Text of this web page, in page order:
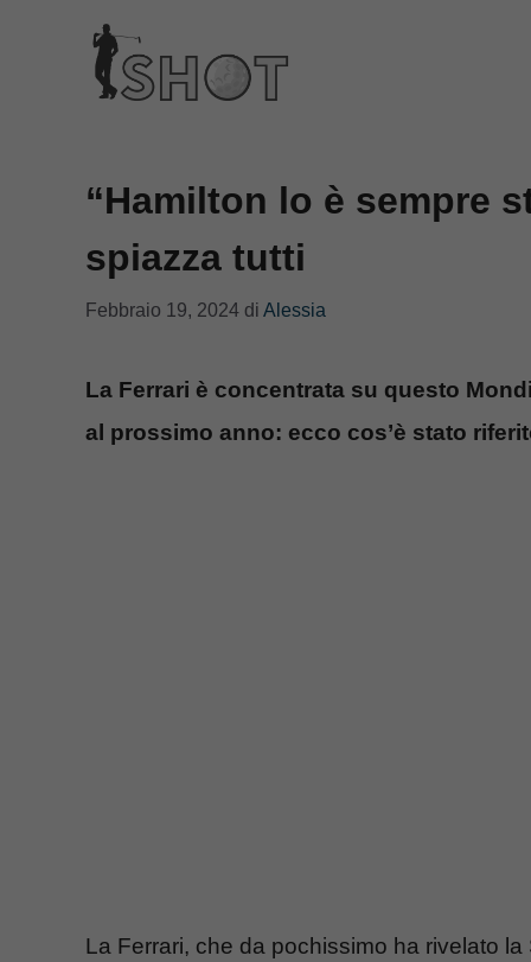
contenuto
“Hamilton lo è sempre
spiazza tutti
Febbraio 19, 2024 di Alessia
La Ferrari è concentrata su questo
al prossimo anno: ecco cos’è stato
La Ferrari, che da pochissimo ha rivelato